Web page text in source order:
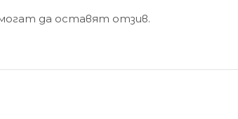
да оставят отзив.